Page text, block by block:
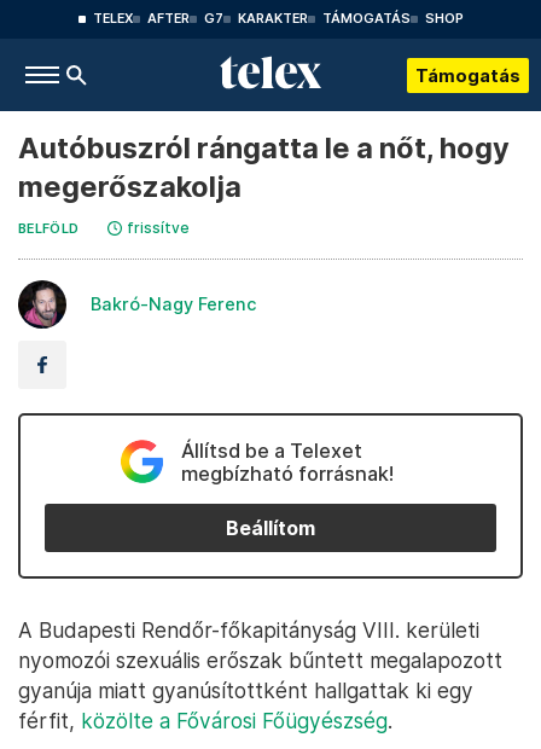
TELEX AFTER G7 KARAKTER TÁMOGATÁS SHOP
Támogatás
Autóbuszról rángatta le a nőt, hogy
megerőszakolja
BELFÖLD frissítve
Bakró-Nagy Ferenc
Állítsd be a Telexet
megbízható forrásnak!
Beállítom
A Budapesti Rendőr-főkapitányság VIII. kerületi
nyomozói szexuális erőszak bűntett megalapozott
gyanúja miatt gyanúsítottként hallgattak ki egy
férfit, közölte a Fővárosi Főügyészség.